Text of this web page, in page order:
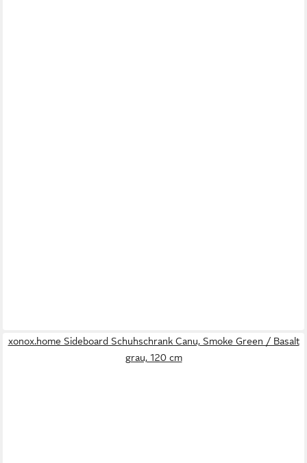
xonox.home Sideboard Schuhschrank Canu, Smoke Green / Basalt
grau, 120 cm